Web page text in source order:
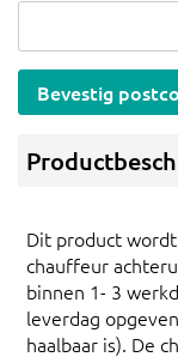
Bevestig
Dit product
chauffeur
binnen 1- 3
leverdag
haalbaar is). De